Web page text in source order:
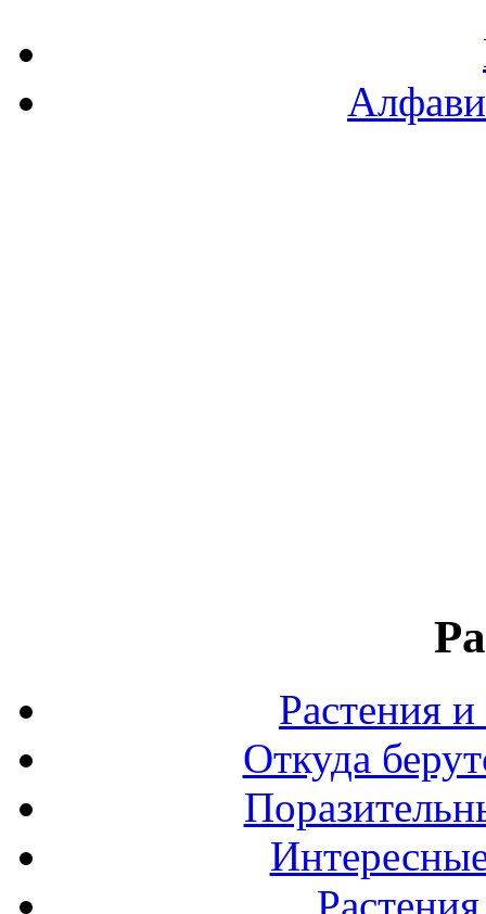
Растения
Откуда